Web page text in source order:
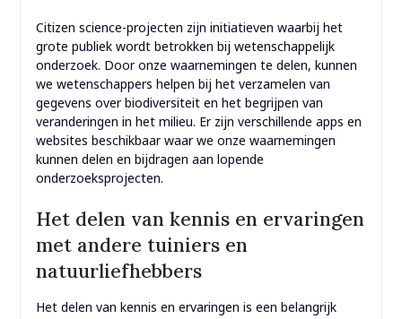
Citizen science-projecten zijn initiatieven waarbij het
grote publiek wordt betrokken bij wetenschappelijk
onderzoek. Door onze waarnemingen te delen, kunnen
we wetenschappers helpen bij het verzamelen van
gegevens over biodiversiteit en het begrijpen van
veranderingen in het milieu. Er zijn verschillende apps en
websites beschikbaar waar we onze waarnemingen
kunnen delen en bijdragen aan lopende
onderzoeksprojecten.
Het delen van kennis en ervaringen
met andere tuiniers en
natuurliefhebbers
Het delen van kennis en ervaringen is een belangrijk